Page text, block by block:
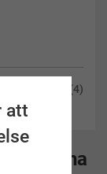
(4)
till denna
att